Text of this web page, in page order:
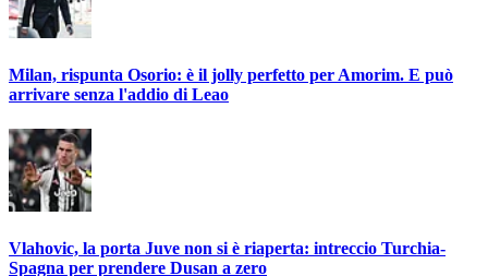
Milan, rispunta Osorio: è il jolly perfetto per Amorim. E può
arrivare senza l'addio di Leao
Vlahovic, la porta Juve non si è riaperta: intreccio Turchia-
Spagna per prendere Dusan a zero